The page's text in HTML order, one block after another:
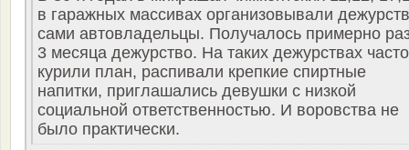
в гаражных массивах организовывали
сами автовладельцы. Получалось примерно
3 месяца дежурство. На таких дежурствах часто
курили план, распивали крепкие спиртные
напитки, приглашались девушки с низкой
социальной ответственностью. И воровства не
было практически.